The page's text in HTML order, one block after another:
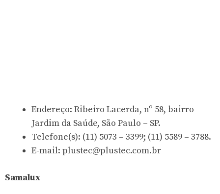
Endereço: Ribeiro Lacerda, nº 58, bairro
Jardim da Saúde, São Paulo – SP.
Telefone(s): (11) 5073 – 3399; (11) 5589 – 3788.
E-mail: plustec@plustec.com.br
Samalux